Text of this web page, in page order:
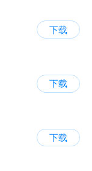
下载
下载
下载